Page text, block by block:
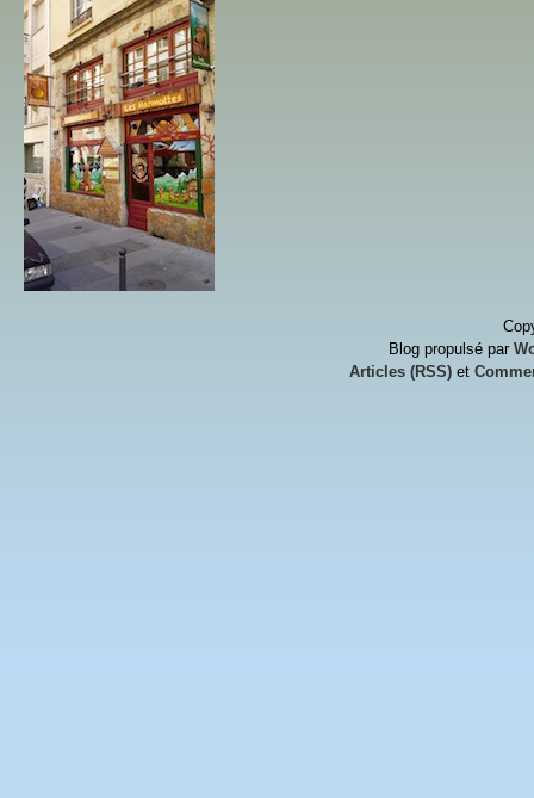
Blog propulsé par
Articles (RSS) et